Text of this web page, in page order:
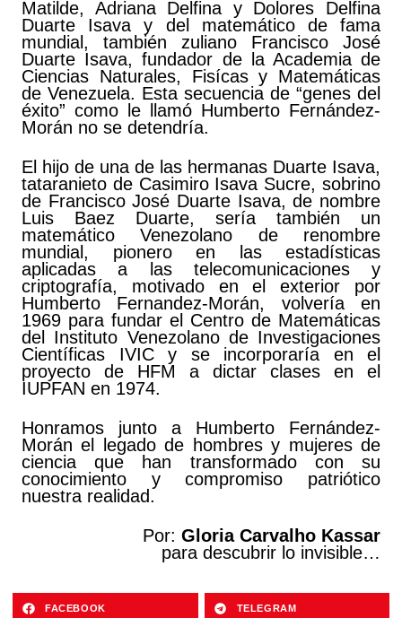
Matilde, Adriana Delfina y Dolores Delfina
Duarte Isava y del matemático de fama
mundial, también zuliano Francisco José
Duarte Isava, fundador de la Academia de
Ciencias Naturales, Fisícas y Matemáticas
de Venezuela. Esta secuencia de “genes del
éxito” como le llamó Humberto Fernández-
Morán no se detendría.
El hijo de una de las hermanas Duarte Isava,
tataranieto de Casimiro Isava Sucre, sobrino
de Francisco José Duarte Isava, de nombre
Luis Baez Duarte, sería también un
matemático Venezolano de renombre
mundial, pionero en las estadísticas
aplicadas a las telecomunicaciones y
criptografía, motivado en el exterior por
Humberto Fernandez-Morán, volvería en
1969 para fundar el Centro de Matemáticas
del Instituto Venezolano de Investigaciones
Científicas IVIC y se incorporaría en el
proyecto de HFM a dictar clases en el
IUPFAN en 1974.
Honramos junto a Humberto Fernández-
Morán el legado de hombres y mujeres de
ciencia que han transformado con su
conocimiento y compromiso patriótico
nuestra realidad.
Por: Gloria Carvalho Kassar
para descubrir lo invisible…
FACEBOOK TELEGRAM